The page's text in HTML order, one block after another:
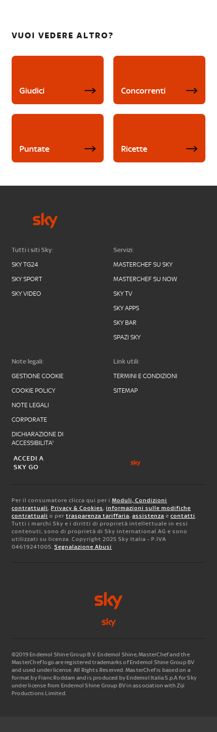
VUOI VEDERE ALTRO?
Giudici Concorrenti
Puntate Ricette
Tutti i siti Sky:
SKY TG24
SKY SPORT
SKY VIDEO
Servizi:
MASTERCHEF SU SKY
MASTERCHEF SU NOW
SKY TV
SKY APPS
SKY BAR
SPAZI SKY
Note legali:
GESTIONE COOKIE
COOKIE POLICY
NOTE LEGALI
CORPORATE
DICHIARAZIONE DI
ACCESSIBILITA'
Link utili:
TERMINI E CONDIZIONI
SITEMAP
ACCEDI A
SKY GO
Per il consumatore clicca qui per i Moduli, Condizioni
contrattuali , Privacy & Cookies, informazioni sulle modifiche
contrattuali o per trasparenza tariffaria, assistenza e contatti
Tutti i marchi Sky e i diritti di proprietà intellettuale in essi
contenuti, sono di proprietà di Sky international AG e sono
utilizzati su licenza. Copyright 2025 Sky Italia - P.IVA
04619241005. Segnalazione Abusi
©2019 Endemol Shine Group B.V. Endemol Shine, MasterChef and the
MasterChef logo are registered trademarks of Endemol Shine Group BV
and used under license. All Rights Reserved. MasterChef is based on a
format by Franc Roddam and is produced by Endemol Italia S.p.A for Sky
under license from Endemol Shine Group BV in association with Ziji
Productions Limited.